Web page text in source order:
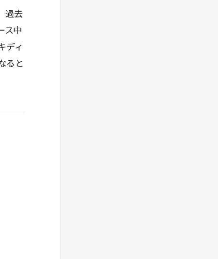
過去
ス中
ディ
ると